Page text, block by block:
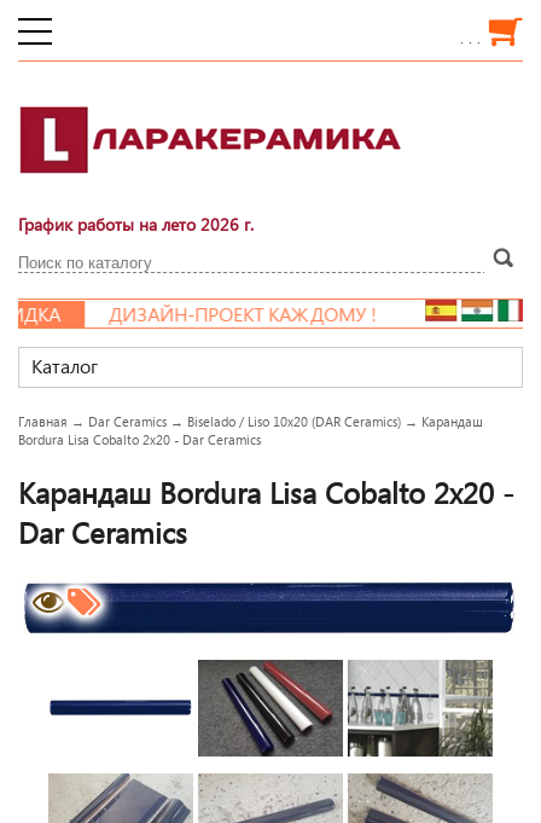
. . .
График работы на лето 2026 г.
ДИЗАЙН-ПРОЕКТ КАЖДОМУ !
Каталог
Главная → Dar Ceramics → Biselado / Liso 10x20 (DAR Ceramics) → Карандаш
Bordura Lisa Cobalto 2x20 - Dar Ceramics
Карандаш Bordura Lisa Cobalto 2x20 -
Dar Ceramics